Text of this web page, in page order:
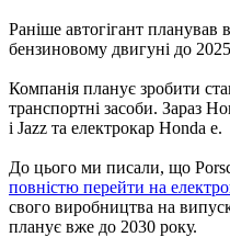
Раніше автогігант планував
бензиновому двигуні до
Компанія планує зробити
транспортні засоби. Зараз
і Jazz та електрокар Honda e.
До цього ми писали, що
повністю перейти на
свого виробництва на
планує вже до 2030 року.